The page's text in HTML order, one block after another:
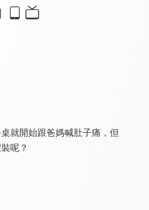
就開始跟爸媽喊肚子痛，但
呢？